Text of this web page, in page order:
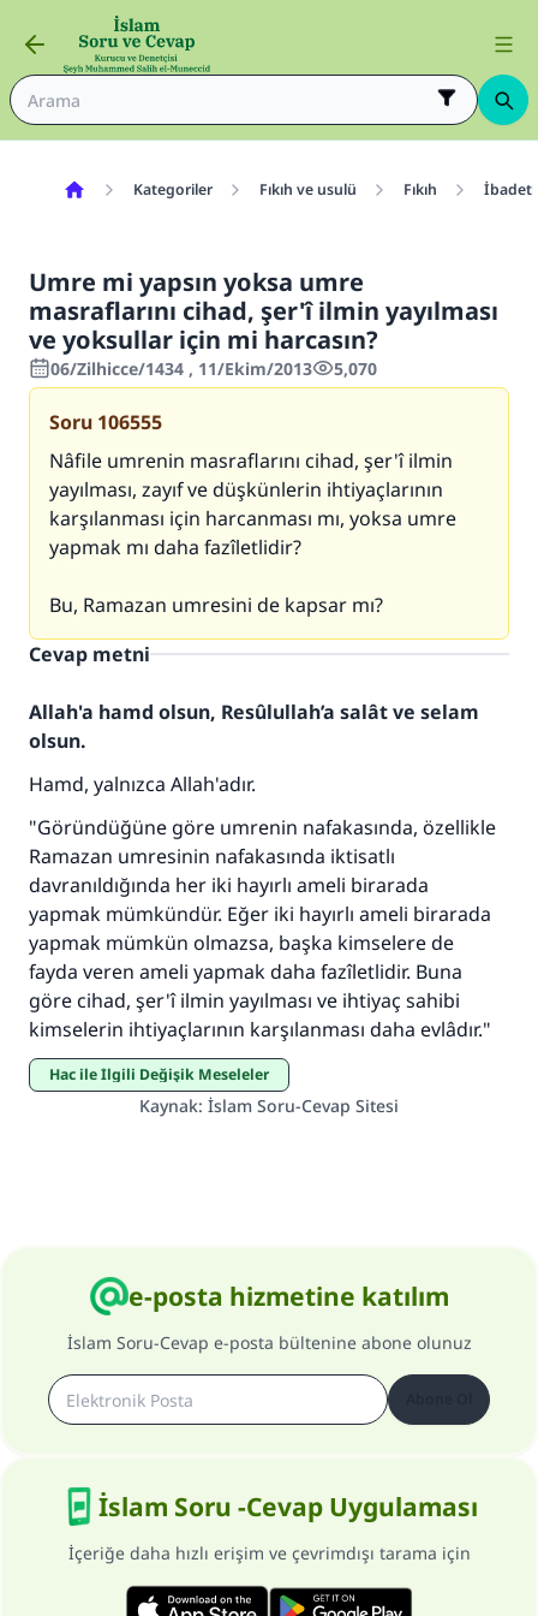
Kategoriler Fıkıh ve usulü Fıkıh
Umre mi yapsın yoksa umre
masraflarını cihad, şer'î ilmin yayılması
ve yoksullar için mi harcasın?
06/Zilhicce/1434 , 11/Ekim/2013 5,070
Soru 106555
Nâfile umrenin masraflarını cihad, şer'î ilmin
yayılması, zayıf ve düşkünlerin ihtiyaçlarının
karşılanması için harcanması mı, yoksa umre
yapmak mı daha fazîletlidir?
Bu, Ramazan umresini de kapsar mı?
Cevap metni
Allah'a hamd olsun, Resûlullah’a salât ve selam
olsun.
Hamd, yalnızca Allah'adır.
"Göründüğüne göre umrenin nafakasında, özellikle
Ramazan umresinin nafakasında iktisatlı
davranıldığında her iki hayırlı ameli birarada
yapmak mümkündür. Eğer iki hayırlı ameli birarada
yapmak mümkün olmazsa, başka kimselere de
fayda veren ameli yapmak daha fazîletlidir. Buna
göre cihad, şer'î ilmin yayılması ve ihtiyaç sahibi
kimselerin ihtiyaçlarının karşılanması daha evlâdır."
Hac ile İlgili Değişik Meseleler
Kaynak: İslam Soru-Cevap Sitesi
e-posta hizmetine katılım
İslam Soru-Cevap e-posta bültenine abone olunuz
İslam Soru -Cevap Uygulaması
İçeriğe daha hızlı erişim ve çevrimdışı tarama için
110845 Nolu Cevap, bir evliliği
kurtardı.
Ümmete cevapları ulaştırmak için bizi destekle
Rasulullah ﷺ şöyle dedi:
Her kim bir hayra yol gösterirse , hayrı yapan
kişinin sevabı kadar ona sevap yazılır.
(MUSLIM 1893)
Şimdi katkı yapın!